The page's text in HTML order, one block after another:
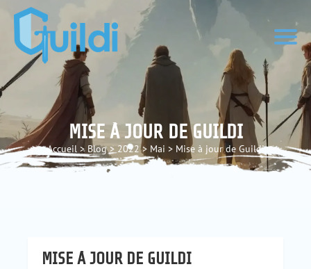
MISE À JOUR DE GUILDI
Accueil > Blog > 2022 > Mai > Mise à jour de Guildi
MISE À JOUR DE GUILDI